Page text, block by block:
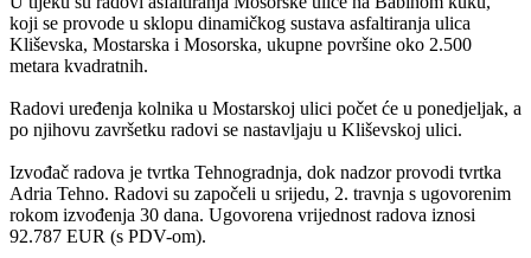
koji se provode u sklopu dinamičkog sustava asfaltiranja ulica
Kliševska, Mostarska i Mosorska, ukupne površine oko 2.500
metara kvadratnih.
Radovi uređenja kolnika u Mostarskoj ulici počet će u ponedjeljak, a
po njihovu završetku radovi se nastavljaju u Kliševskoj ulici.
Izvođač radova je tvrtka Tehnogradnja, dok nadzor provodi tvrtka
Adria Tehno. Radovi su započeli u srijedu, 2. travnja s ugovorenim
rokom izvođenja 30 dana. Ugovorena vrijednost radova iznosi
92.787 EUR (s PDV-om).